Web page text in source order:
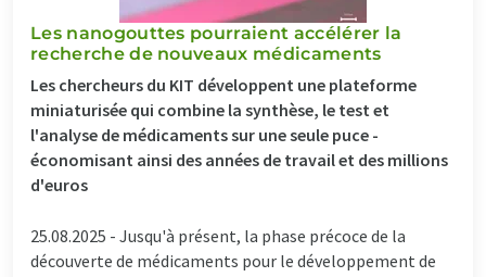
Les nanogouttes pourraient accélérer la
recherche de nouveaux médicaments
Les chercheurs du KIT développent une plateforme
miniaturisée qui combine la synthèse, le test et
l'analyse de médicaments sur une seule puce -
économisant ainsi des années de travail et des millions
d'euros
25.08.2025 - Jusqu'à présent, la phase précoce de la
découverte de médicaments pour le développement de